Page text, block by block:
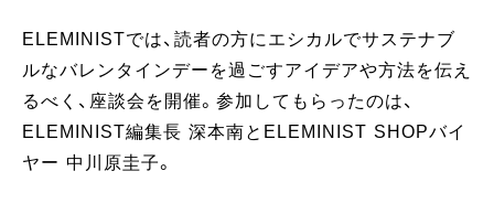
ELEMINISTでは、読者の方にエシカルでサステナブ
ルなバレンタインデーを過ごすアイデアや方法を伝え
るべく、座談会を開催。参加してもらったのは、
ELEMINIST編集長 深本南とELEMINIST SHOPバイ
ヤー 中川原圭子。